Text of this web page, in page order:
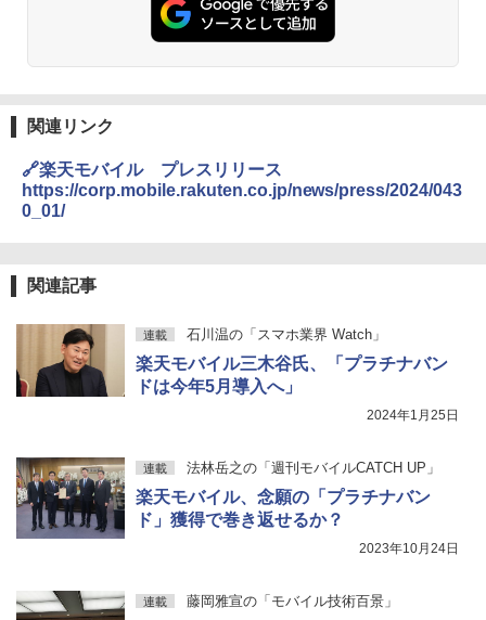
関連リンク
🔗楽天モバイル プレスリリース
https://corp.mobile.rakuten.co.jp/news/press/2024/043
0_01/
関連記事
連載 石川温の「スマホ業界 Watch」
楽天モバイル三木谷氏、「プラチナバン
ドは今年5月導入へ」
2024年1月25日
連載 法林岳之の「週刊モバイルCATCH UP」
楽天モバイル、念願の「プラチナバン
ド」獲得で巻き返せるか？
2023年10月24日
連載 藤岡雅宣の「モバイル技術百景」